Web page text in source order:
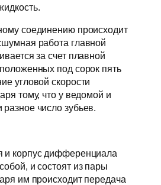
соединению происходит
работа главной
за счет плавной
под сорок пять
угловой скорости
тому, что у ведомой и
число зубьев.
и корпус дифференциала
и состоят из пары
им происходит передача